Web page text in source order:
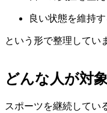
良い状態を維持
という形で整理してい
どんな人が対
スポーツを継続してい